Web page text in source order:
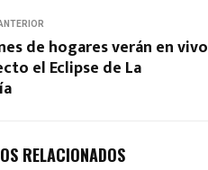
de hogares verán en vivo
el Eclipse de La
RELACIONADOS